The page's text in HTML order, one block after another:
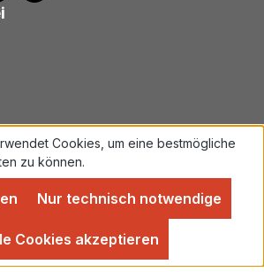
widerrufen
gesetzl. Mehrwertsteuer zzgl.
anders angegeben.
Cookies, um eine bestmögliche
zu können.
Nur technisch notwendige
Cookies akzeptieren